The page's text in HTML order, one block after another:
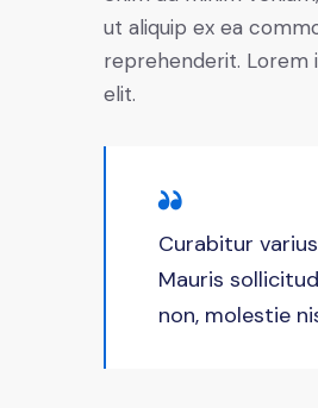
ut aliquip ex ea
reprehenderit. Lorem
elit.
Curabitur
Mauris
non, molestie